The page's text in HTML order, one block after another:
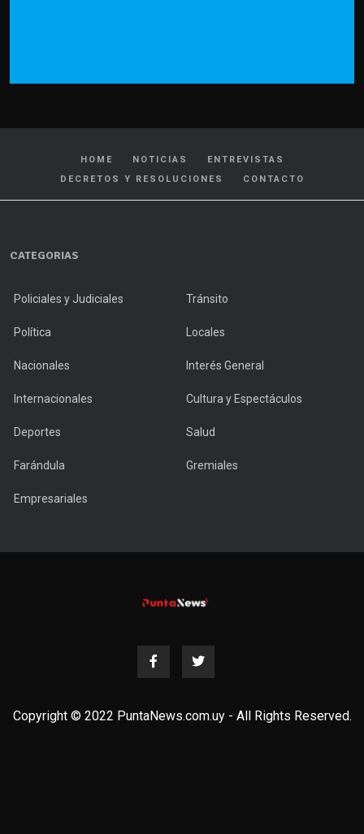
HOME NOTICIAS
ENTREVISTAS
DECRETOS Y RESOLUCIONES
CONTACTO
CATEGORIAS
Policiales y Judiciales Tránsito
Política Locales
Nacionales Interés General
Internacionales Cultura y Espectáculos
Deportes Salud
Farándula Gremiales
Empresariales
Copyright © 2022 PuntaNews.com.uy - All Rights Reserved.